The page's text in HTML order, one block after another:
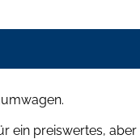
ein preiswertes,